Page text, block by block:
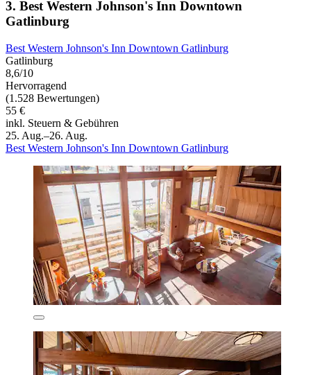
3. Best Western Johnson's Inn Downtown
Gatlinburg
Best Western Johnson's Inn Downtown Gatlinburg
Gatlinburg
8,6/10
Hervorragend
(1.528 Bewertungen)
55 €
inkl. Steuern & Gebühren
25. Aug.–26. Aug.
Best Western Johnson's Inn Downtown Gatlinburg